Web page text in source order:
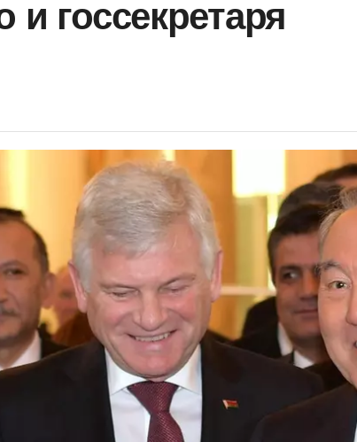
и госсекретаря